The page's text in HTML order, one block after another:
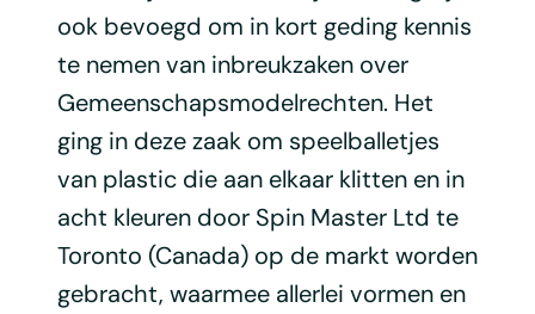
ook bevoegd om in kort geding kennis
te nemen van inbreukzaken over
Gemeenschapsmodelrechten. Het
ging in deze zaak om speelballetjes
van plastic die aan elkaar klitten en in
acht kleuren door Spin Master Ltd te
Toronto (Canada) op de markt worden
gebracht, waarmee allerlei vormen en